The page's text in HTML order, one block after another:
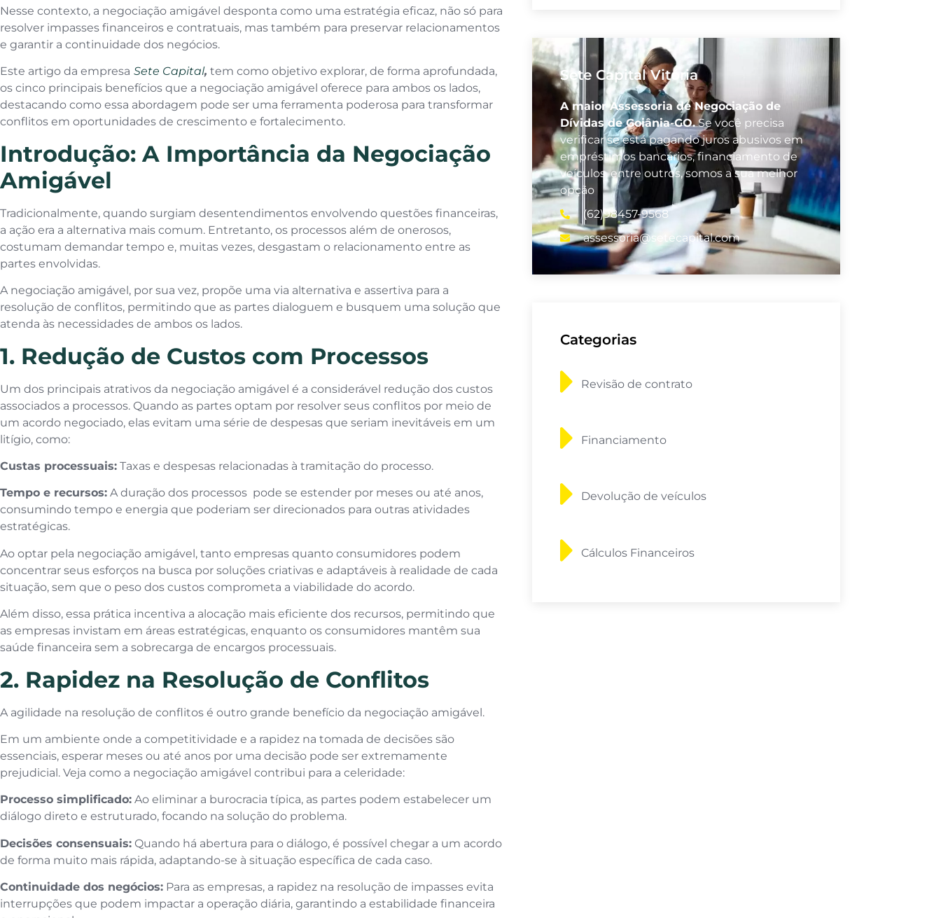
Nesse contexto, a negociação amigável desponta como uma estratégia eficaz, não só para
resolver impasses financeiros e contratuais, mas também para preservar relacionamentos
e garantir a continuidade dos negócios.
Este artigo da empresa Sete Capital, tem como objetivo explorar, de forma aprofundada,
os cinco principais benefícios que a negociação amigável oferece para ambos os lados,
destacando como essa abordagem pode ser uma ferramenta poderosa para transformar
conflitos em oportunidades de crescimento e fortalecimento.
Introdução: A Importância da Negociação
Amigável
Tradicionalmente, quando surgiam desentendimentos envolvendo questões financeiras,
a ação era a alternativa mais comum. Entretanto, os processos além de onerosos,
costumam demandar tempo e, muitas vezes, desgastam o relacionamento entre as
partes envolvidas.
A negociação amigável, por sua vez, propõe uma via alternativa e assertiva para a
resolução de conflitos, permitindo que as partes dialoguem e busquem uma solução que
atenda às necessidades de ambos os lados.
1. Redução de Custos com Processos
Um dos principais atrativos da negociação amigável é a considerável redução dos custos
associados a processos. Quando as partes optam por resolver seus conflitos por meio de
um acordo negociado, elas evitam uma série de despesas que seriam inevitáveis em um
litígio, como:
Custas processuais: Taxas e despesas relacionadas à tramitação do processo.
Tempo e recursos: A duração dos processos pode se estender por meses ou até anos,
consumindo tempo e energia que poderiam ser direcionados para outras atividades
estratégicas.
Ao optar pela negociação amigável, tanto empresas quanto consumidores podem
concentrar seus esforços na busca por soluções criativas e adaptáveis à realidade de cada
situação, sem que o peso dos custos comprometa a viabilidade do acordo.
Além disso, essa prática incentiva a alocação mais eficiente dos recursos, permitindo que
as empresas invistam em áreas estratégicas, enquanto os consumidores mantêm sua
saúde financeira sem a sobrecarga de encargos processuais.
2. Rapidez na Resolução de Conflitos
A agilidade na resolução de conflitos é outro grande benefício da negociação amigável.
Em um ambiente onde a competitividade e a rapidez na tomada de decisões são
essenciais, esperar meses ou até anos por uma decisão pode ser extremamente
prejudicial. Veja como a negociação amigável contribui para a celeridade:
Processo simplificado: Ao eliminar a burocracia típica, as partes podem estabelecer um
diálogo direto e estruturado, focando na solução do problema.
Decisões consensuais: Quando há abertura para o diálogo, é possível chegar a um acordo
de forma muito mais rápida, adaptando-se à situação específica de cada caso.
Continuidade dos negócios: Para as empresas, a rapidez na resolução de impasses evita
interrupções que podem impactar a operação diária, garantindo a estabilidade financeira
Sete Capital Vitória
A maior Assessoria de Negociação de
Dívidas de Goiânia-GO.Se você precisa
verificar se está pagando juros abusivos em
empréstimos bancários, financiamento de
veículos, entre outros, somos a sua melhor
opção
(62)98457-9568
assessoria@setecapital.com
Categorias
Revisão de contrato
Financiamento
Devolução de veículos
Cálculos Financeiros